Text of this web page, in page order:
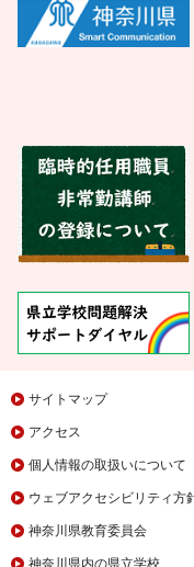
サイトマップ
アクセス
個人情報の取扱いについて
ウェブアクセシビリティ方
神奈川県教育委員会